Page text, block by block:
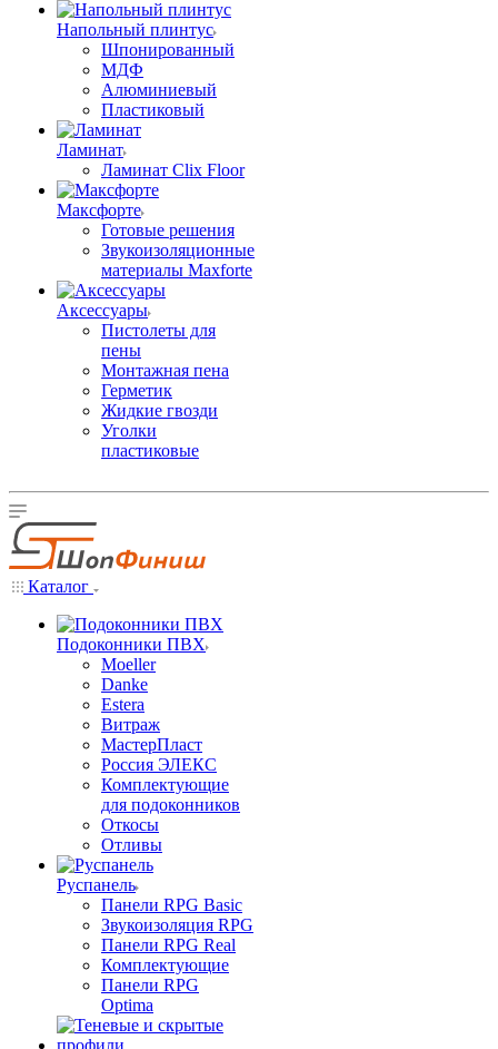
Напольный плинтус
Шпонированный
МДФ
Алюминиевый
Пластиковый
Ламинат
Ламинат Clix Floor
Максфорте
Готовые решения
Звукоизоляционные
материалы Maxforte
Аксессуары
Пистолеты для
пены
Монтажная пена
Герметик
Жидкие гвозди
Уголки
пластиковые
Каталог
Подоконники ПВХ
Moeller
Danke
Estera
Витраж
МастерПласт
Россия ЭЛЕКС
Комплектующие
для подоконников
Откосы
Отливы
Руспанель
Панели RPG Basic
Звукоизоляция RPG
Панели RPG Real
Комплектующие
Панели RPG
Optima